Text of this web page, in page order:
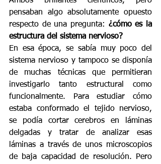
pensaban algo absolutamente opuesto
respecto de una pregunta: ¿cómo es la
estructura del sistema nervioso?
En esa época, se sabía muy poco del
sistema nervioso y tampoco se disponía
de muchas técnicas que permitieran
investigarlo tanto estructural como
funcionalmente. Para estudiar cómo
estaba conformado el tejido nervioso,
se podía cortar cerebros en láminas
delgadas y tratar de analizar esas
láminas a través de unos microscopios
de baja capacidad de resolución. Pero